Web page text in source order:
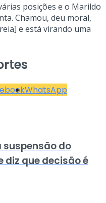
posições e o Marildo
Chamou, deu moral,
e está virando uma
WhatsApp
do
diz que decisão é